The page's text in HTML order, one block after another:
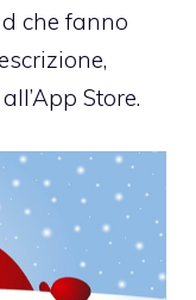
che fanno
Store.